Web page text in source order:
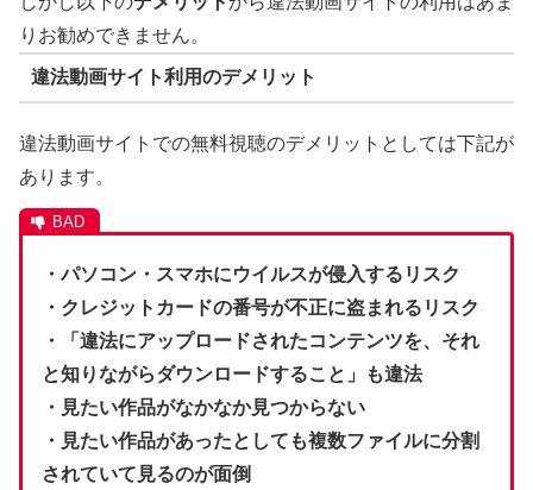
りお勧めできません。
違法動画サイト利用のデメリット
違法動画サイトでの無料視聴のデメリットとしては下記が
あります。
・パソコン・スマホにウイルスが侵入するリスク
・クレジットカードの番号が不正に盗まれるリスク
・「違法にアップロードされたコンテンツを、それ
と知りながらダウンロードすること」も違法
・見たい作品がなかなか見つからない
・見たい作品があったとしても複数ファイルに分割
されていて見るのが面倒